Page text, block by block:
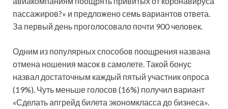
пассажиров?» и предложено семь вариантов ответа.
За первый день проголосовало почти 900 человек.
Одним из популярных способов поощрения названа
отмена ношения масок в самолете. Такой бонус
назвал достаточным каждый пятый участник опроса
(19%). Чуть меньше голосов (16%) получил вариант
«Сделать апгрейд билета экономкласса до бизнеса».